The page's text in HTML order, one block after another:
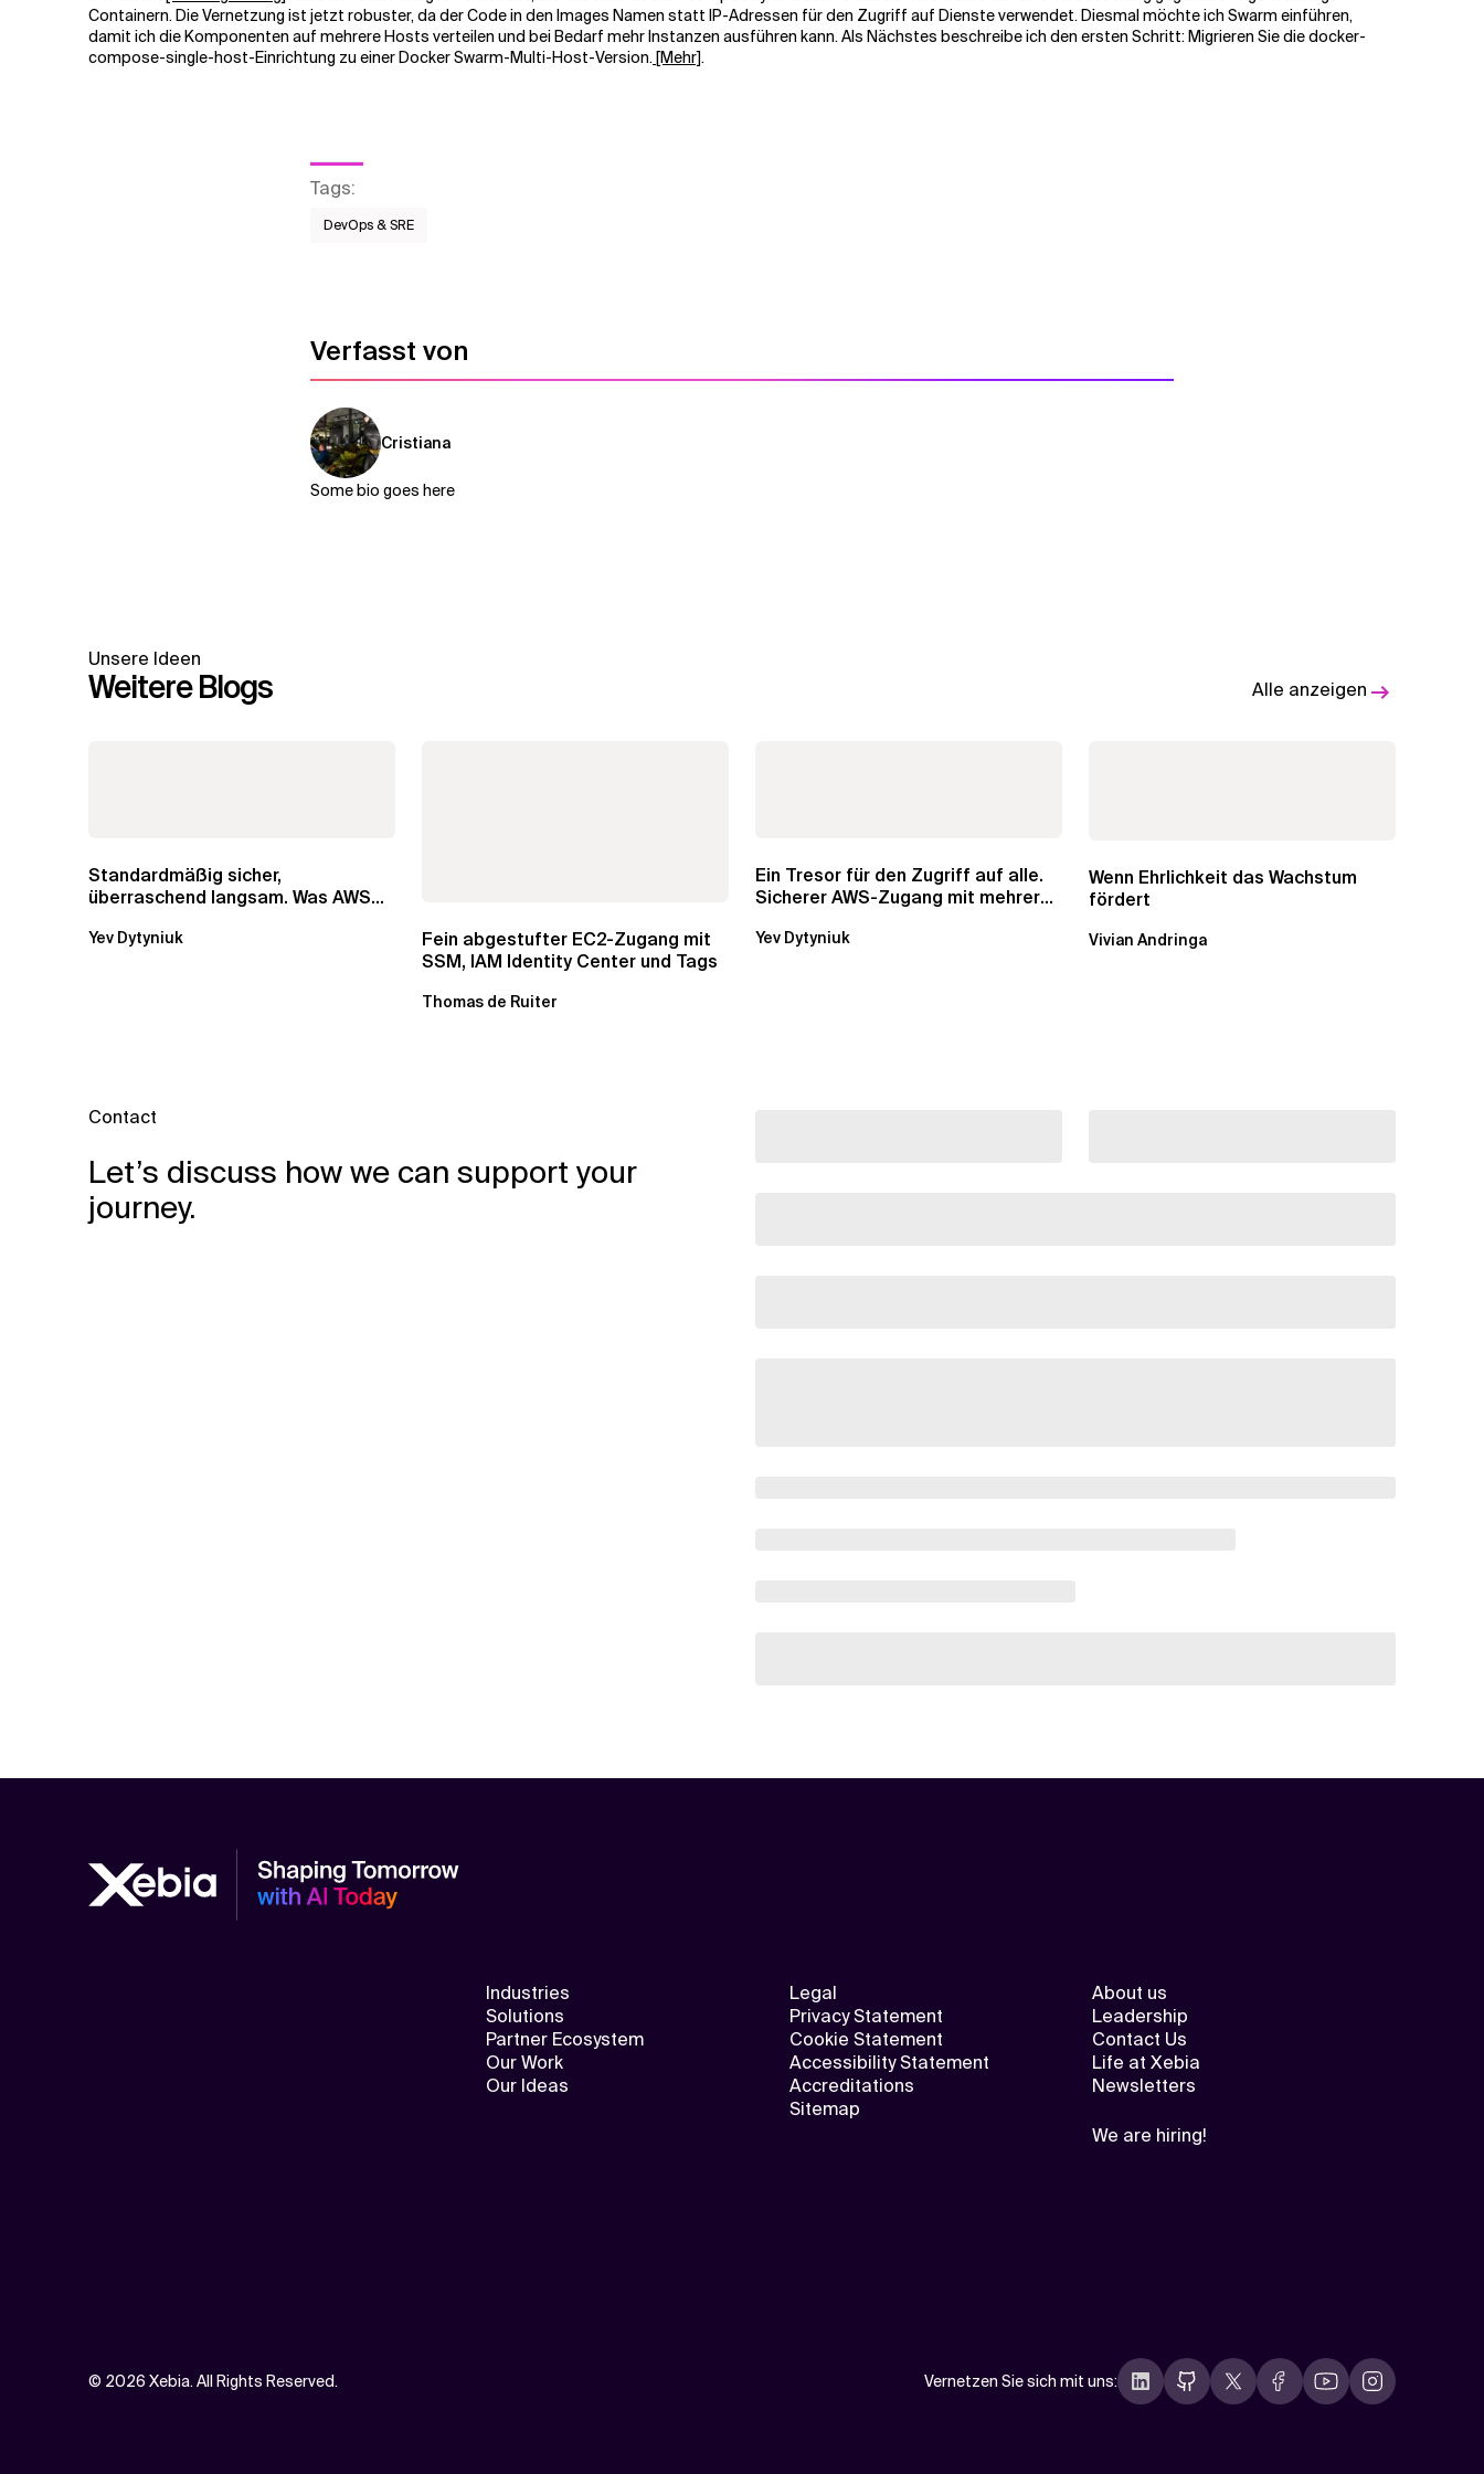
Verwandte Themen
Containern. Die Vernetzung ist jetzt robuster, da der Code in den Images Namen statt IP-Adressen für den Zugriff auf Dienste verwendet. Diesmal möchte ich Swarm einführen,
damit ich die Komponenten auf mehrere Hosts verteilen und bei Bedarf mehr Instanzen ausführen kann. Als Nächstes beschreibe ich den ersten Schritt: Migrieren Sie die docker-
compose-single-host-Einrichtung zu einer Docker Swarm-Multi-Host-Version.[Mehr].
Tags:
DevOps & SRE
Verfasst von
Cristiana
Some bio goes here
Unsere Ideen
Weitere Blogs Alle anzeigen
Standardmäßig sicher,
überraschend langsam. Was AWS
Yev Dytyniuk
Fein abgestufter EC2-Zugang mit
SSM, IAM Identity Center und Tags
Thomas de Ruiter
Ein Tresor für den Zugriff auf alle.
Sicherer AWS-Zugang mit mehreren
Yev Dytyniuk
Wenn Ehrlichkeit das Wachstum
fördert
Vivian Andringa
Contact
Let’s discuss how we can support your
journey.
Industries
Solutions
Partner Ecosystem
Our Work
Our Ideas
Legal
Privacy Statement
Cookie Statement
Accessibility Statement
Accreditations
Sitemap
About us
Leadership
Contact Us
Life at Xebia
Newsletters
We are hiring!
© 2026 Xebia. All Rights Reserved. Vernetzen Sie sich mit uns: